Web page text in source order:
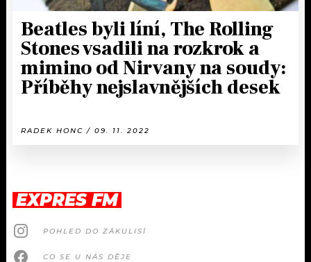
Beatles byli líní, The Rolling
Stones vsadili na rozkrok a
mimino od Nirvany na soudy:
Příběhy nejslavnějších desek
RADEK HONC / 09. 11. 2022
EXPRES FM
POHLED DO ZÁKULISÍ
CO SE U NÁS DĚJE